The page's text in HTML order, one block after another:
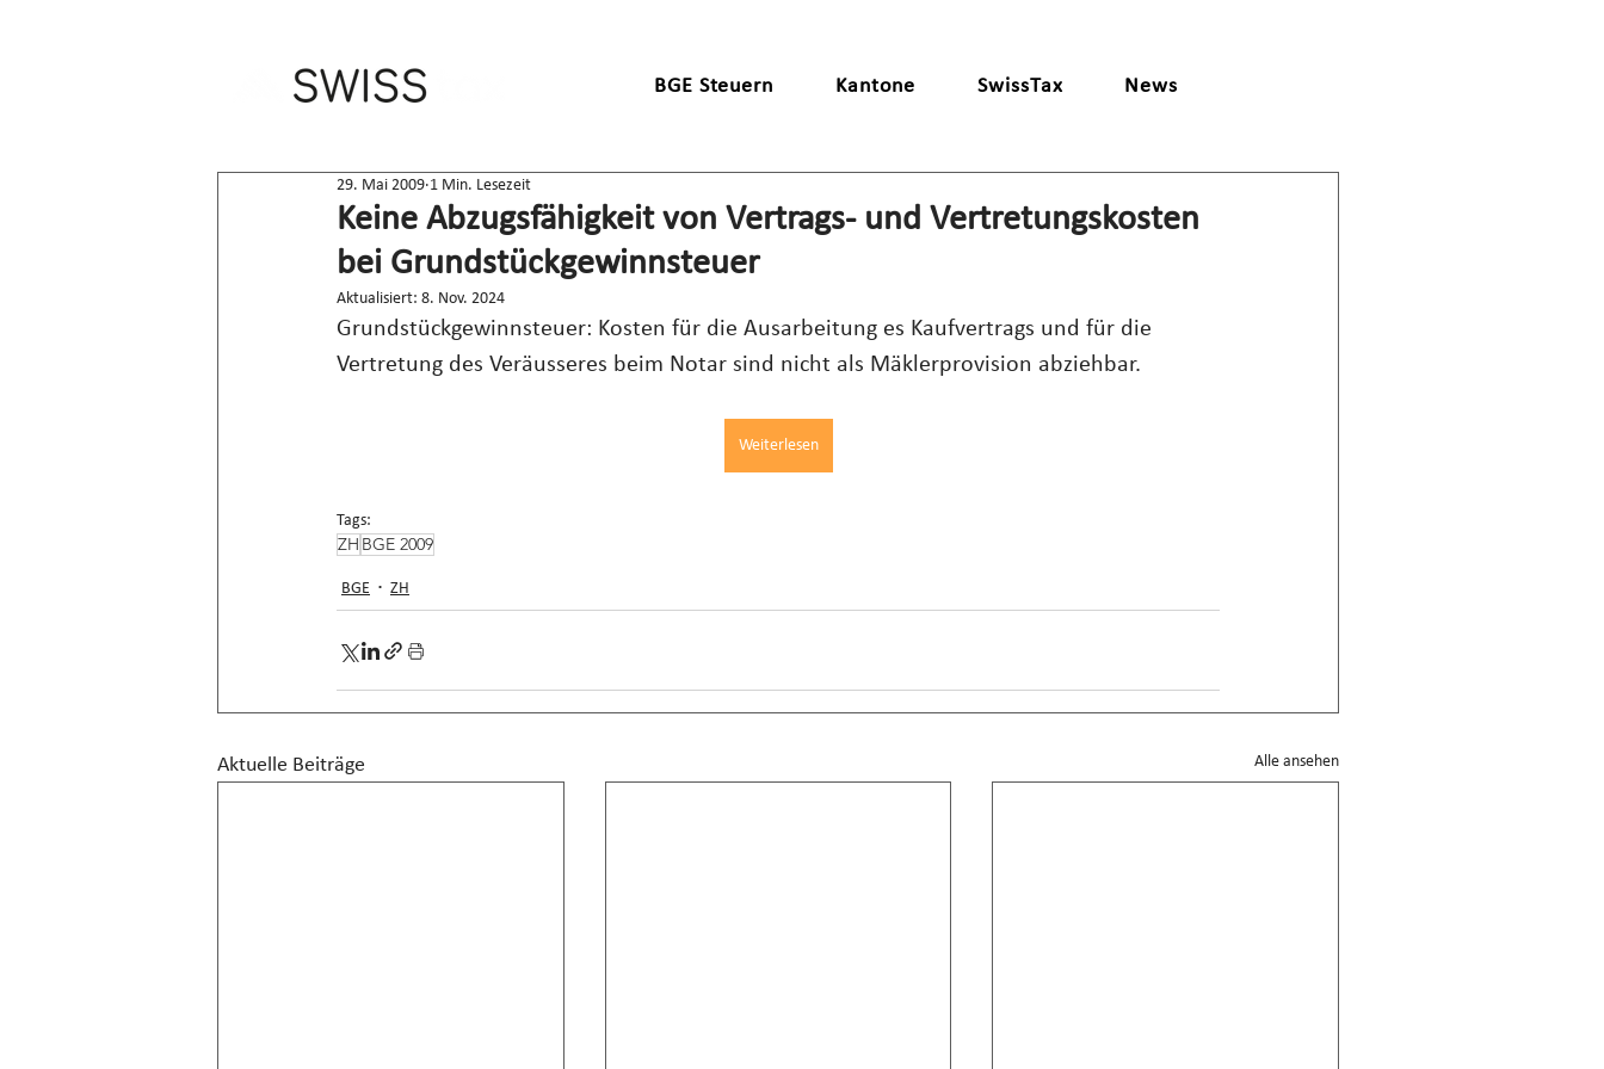
BGE Steuern Kantone SwissTax News
Keine Abzugsfähigkeit von Vertrags- und Vertretungskosten
bei Grundstückgewinnsteuer
29. Mai 2009 1 Min. Lesezeit
Aktualisiert: 8. Nov. 2024
Grundstückgewinnsteuer: Kosten für die Ausarbeitung es Kaufvertrags und für die
Vertretung des Veräusseres beim Notar sind nicht als Mäklerprovision abziehbar.
Weiterlesen
Tags:
ZH BGE 2009
BGE ZH
Aktuelle Beiträge Alle ansehen